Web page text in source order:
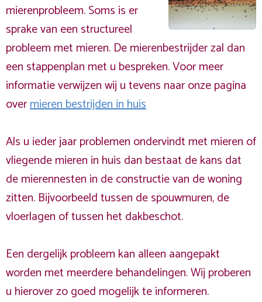
mierenprobleem. Soms is er
sprake van een structureel
probleem met mieren. De mierenbestrijder zal dan
een stappenplan met u bespreken. Voor meer
informatie verwijzen wij u tevens naar onze pagina
overmieren bestrijden in huis
Als u ieder jaar problemen ondervindt met mieren of
vliegende mieren in huis dan bestaat de kans dat
de mierennesten in de constructie van de woning
zitten. Bijvoorbeeld tussen de spouwmuren, de
vloerlagen of tussen het dakbeschot.
Een dergelijk probleem kan alleen aangepakt
worden met meerdere behandelingen. Wij proberen
u hierover zo goed mogelijk te informeren.